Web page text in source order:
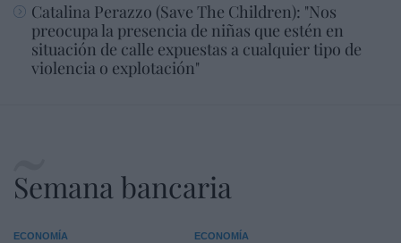
Catalina Perazzo (Save The Children): "Nos
preocupa la presencia de niñas que estén en
situación de calle expuestas a cualquier tipo de
violencia o explotación"
Semana bancaria
ECONOMÍA ECONOMÍA